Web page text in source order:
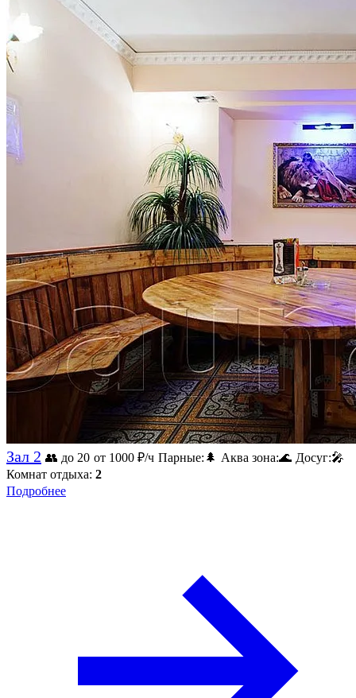
Зал 2 👥 до 20 от 1000 ₽/ч Парные: 🌲 Аква зона:🌊 Досуг:🎤
Комнат отдыха: 2
Подробнее